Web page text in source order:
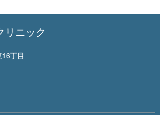
リニック
丁目